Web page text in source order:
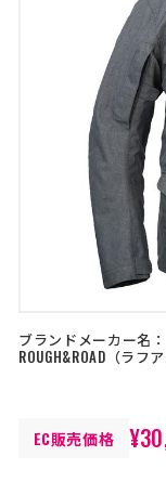
コーポレートサイト
特定商取引法に基づく
プライバシーポリシー
カスタマーハラスメン
ブランドメーカー名：
ROUGH&ROAD
ラフ
EC販売価格